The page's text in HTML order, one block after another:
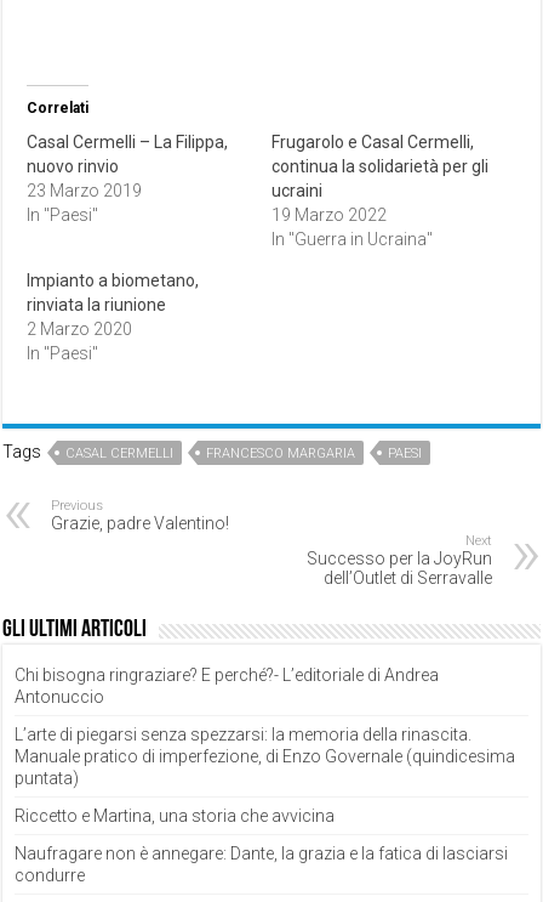
Correlati
Casal Cermelli – La Filippa,
nuovo rinvio
23 Marzo 2019
In "Paesi"
Frugarolo e Casal Cermelli,
continua la solidarietà per gli
ucraini
19 Marzo 2022
In "Guerra in Ucraina"
Impianto a biometano,
rinviata la riunione
2 Marzo 2020
In "Paesi"
Tags CASAL CERMELLI FRANCESCO MARGARIA PAESI
Previous
Grazie, padre Valentino!
Next
Successo per la JoyRun
dell’Outlet di Serravalle
Gli ultimi articoli
Chi bisogna ringraziare? E perché?- L’editoriale di Andrea
Antonuccio
L’arte di piegarsi senza spezzarsi: la memoria della rinascita.
Manuale pratico di imperfezione, di Enzo Governale (quindicesima
puntata)
Riccetto e Martina, una storia che avvicina
Naufragare non è annegare: Dante, la grazia e la fatica di lasciarsi
condurre